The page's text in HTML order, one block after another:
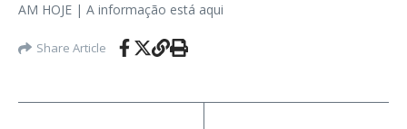
AM HOJE | A informação está aqui
Share Article